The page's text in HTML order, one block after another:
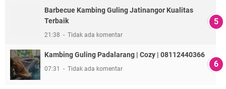
Barbecue Kambing Guling Jatinangor Kualitas
Terbaik
21:38 Tidak ada komentar
Kambing Guling Padalarang | Cozy | 08112440366
07:31 Tidak ada komentar